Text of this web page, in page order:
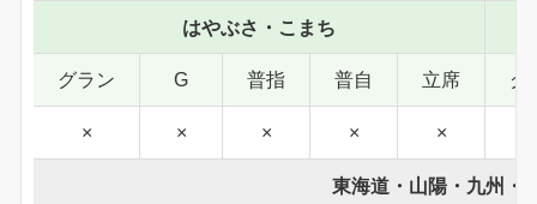
はやぶさ・こまち
グラン G 普指 普自 立席 グ
× × × × ×
東海道・山陽・九州・